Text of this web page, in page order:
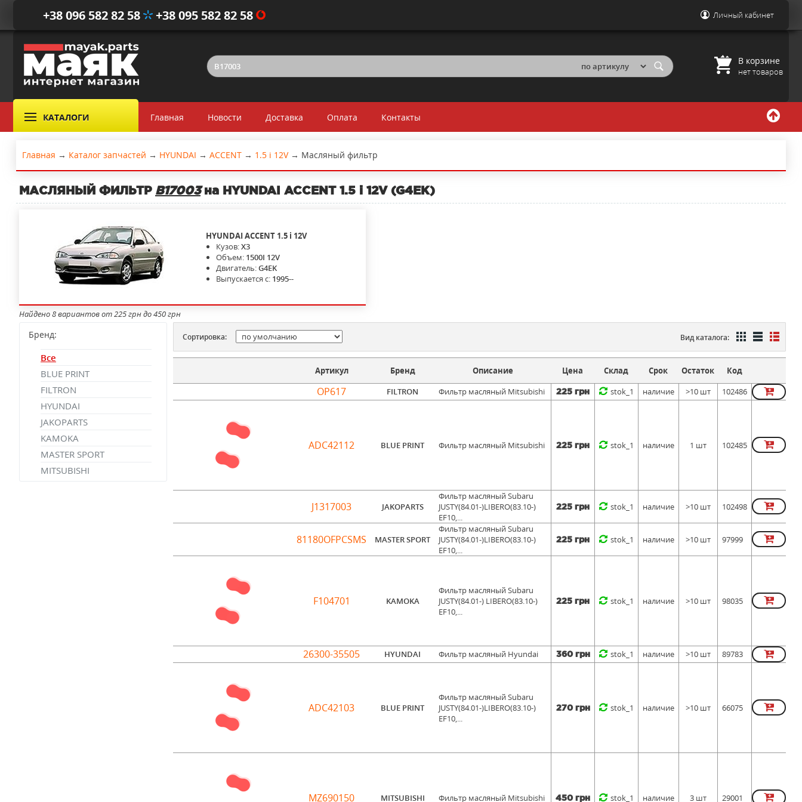
+38 096 582 82 58 +38 095 582 82 58 Личный кабинет
В корзине
нет товаров
КАТАЛОГИ Главная Новости Доставка Оплата Контакты
Главная → Каталог запчастей → HYUNDAI → ACCENT → 1.5 i 12V → Масляный фильтр
МАСЛЯНЫЙ ФИЛЬТР B17003на HYUNDAI ACCENT 1.5 i 12V (G4EK)
HYUNDAIACCENT 1.5 i 12V
Кузов:X3
Объем: 1500I 12V
Двигатель:G4EK
Выпускается с: 1995--
Найдено 8 вариантов от 225 грн до 450 грн
Бренд:
Все
BLUE PRINT
FILTRON
HYUNDAI
JAKOPARTS
KAMOKA
MASTER SPORT
MITSUBISHI
Сортировка: Вид каталога:
Артикул Бренд Описание Цена Склад Срок Остаток Код
OP617 FILTRON Фильтр масляный Mitsubishi 225 грн stok_1 наличие >10 шт 102486
ADC42112 BLUE PRINT Фильтр масляный Mitsubishi 225 грн stok_1 наличие 1 шт 102485
J1317003 JAKOPARTS
Фильтр масляный Subaru
JUSTY(84.01-)LIBERO(83.10-)
EF10,...
225 грн stok_1 наличие >10 шт 102498
81180OFPCSMS MASTER SPORT
Фильтр масляный Subaru
JUSTY(84.01-)LIBERO(83.10-)
EF10,...
225 грн stok_1 наличие >10 шт 97999
F104701 KAMOKA
Фильтр масляный Subaru
JUSTY(84.01-) LIBERO(83.10-)
EF10,...
225 грн stok_1 наличие >10 шт 98035
26300-35505 HYUNDAI Фильтр масляный Hyundai 360 грн stok_1 наличие >10 шт 89783
ADC42103 BLUE PRINT
Фильтр масляный Subaru
JUSTY(84.01-)LIBERO(83.10-)
EF10,...
270 грн stok_1 наличие >10 шт 66075
MZ690150 MITSUBISHI Фильтр масляный Mitsubishi 450 грн stok_1 наличие 3 шт 29001